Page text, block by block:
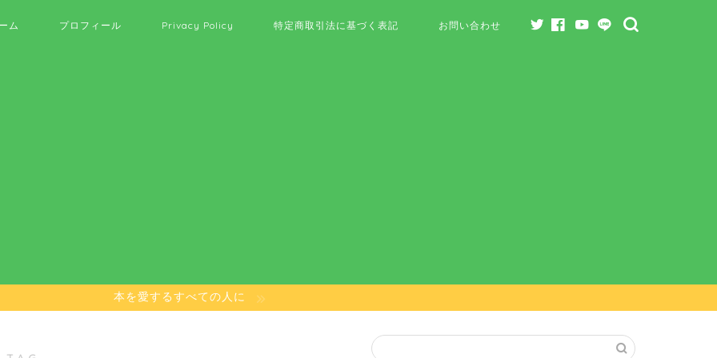
ム プロフィール Privacy Policy 特定商取引法に基づく表記 お問い合わせ
本を愛するすべての人に